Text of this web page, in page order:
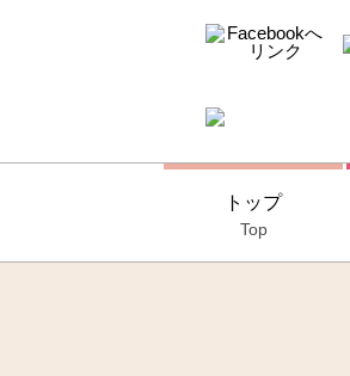
トップ
Top